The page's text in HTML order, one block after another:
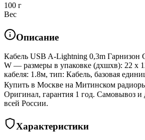
100 г
Вес
Описание
Кабель USB A-Lightning 0,3m Гарнизон
W — размеры в упаковке (дхшхв): 22 x
кабеля: 1.8м, тип: Кабель, базовая
Купить в Москве на Митинском
Оригинал, гарантия 1 год. Самовывоз
всей России.
Характеристики